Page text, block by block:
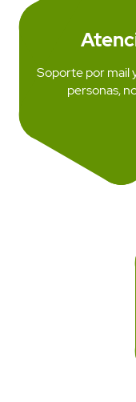
Soporte por mail
personas,